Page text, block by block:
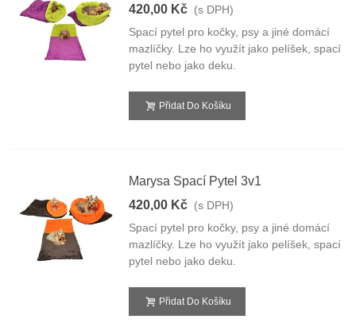
420,00 Kč (s DPH)
Spací pytel pro kočky, psy a jiné domácí
mazlíčky. Lze ho využít jako pelíšek, spací
pytel nebo jako deku.
Přidat Do Košíku
Marysa Spací Pytel 3v1
420,00 Kč (s DPH)
Spací pytel pro kočky, psy a jiné domácí
mazlíčky. Lze ho využít jako pelíšek, spací
pytel nebo jako deku.
Přidat Do Košíku